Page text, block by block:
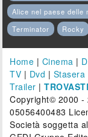
Alice nel paese delle
Terminator
Rocky
Home | Cinema |
TV | Dvd | Stasera
Trailer |
Copyright© 2000 -
05056400483
Società soggetta